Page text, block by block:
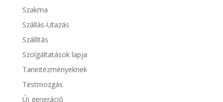
Szakma
Szállás-Utazás
Szállítás
Szolgáltatások lapja
Tanintézményeknek
Testmozgás
Új generáció